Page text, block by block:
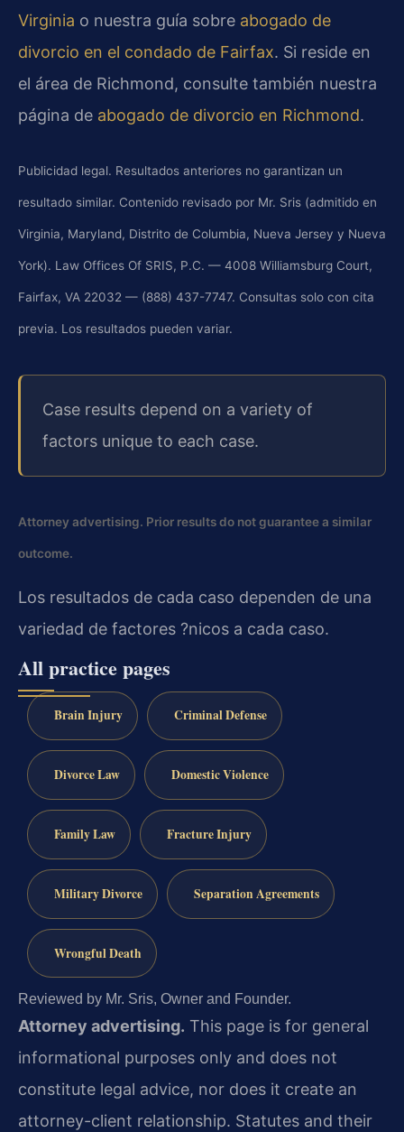
Virginia o nuestra guía sobre abogado de
divorcio en el condado de Fairfax. Si reside en
el área de Richmond, consulte también nuestra
página de abogado de divorcio en Richmond.
Publicidad legal. Resultados anteriores no garantizan un
resultado similar. Contenido revisado por Mr. Sris (admitido en
Virginia, Maryland, Distrito de Columbia, Nueva Jersey y Nueva
York). Law Offices Of SRIS, P.C. — 4008 Williamsburg Court,
Fairfax, VA 22032 — (888) 437-7747. Consultas solo con cita
previa. Los resultados pueden variar.
Case results depend on a variety of
factors unique to each case.
Attorney advertising. Prior results do not guarantee a similar
outcome.
Los resultados de cada caso dependen de una
variedad de factores ?nicos a cada caso.
All practice pages
Brain Injury Criminal Defense
Divorce Law Domestic Violence
Family Law Fracture Injury
Military Divorce Separation Agreements
Wrongful Death
Reviewed by Mr. Sris, Owner and Founder.
Attorney advertising. This page is for general
informational purposes only and does not
constitute legal advice, nor does it create an
attorney-client relationship. Statutes and their